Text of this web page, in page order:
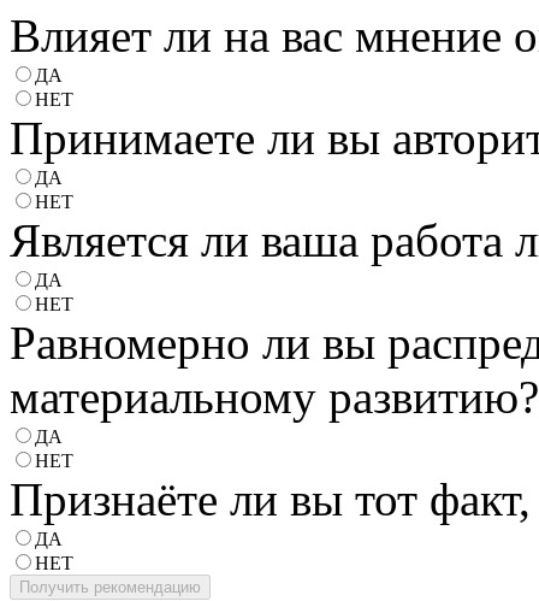
Влияет ли на вас
ДА
НЕТ
Принимаете ли вы
ДА
НЕТ
Является ли ваша
ДА
НЕТ
Равномерно ли вы
материальному
ДА
НЕТ
Признаёте ли вы тот
ДА
НЕТ